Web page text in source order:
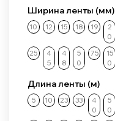
Ширина ленты (мм)
10 12 15 18 19
2
0
25
4
5
4
8
5
0
75
15
0
Длина ленты (м)
5 10 23 33
4
0
5
0